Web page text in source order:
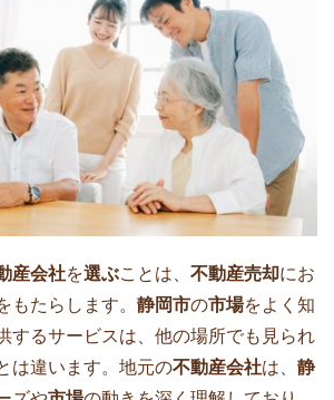
産会社を選ぶことは、 不動産売却にお
もたらします。 静岡市の市場をよく知
するサービスは、他の場所でも見られ
は違います。地元の不動産会社は、 静